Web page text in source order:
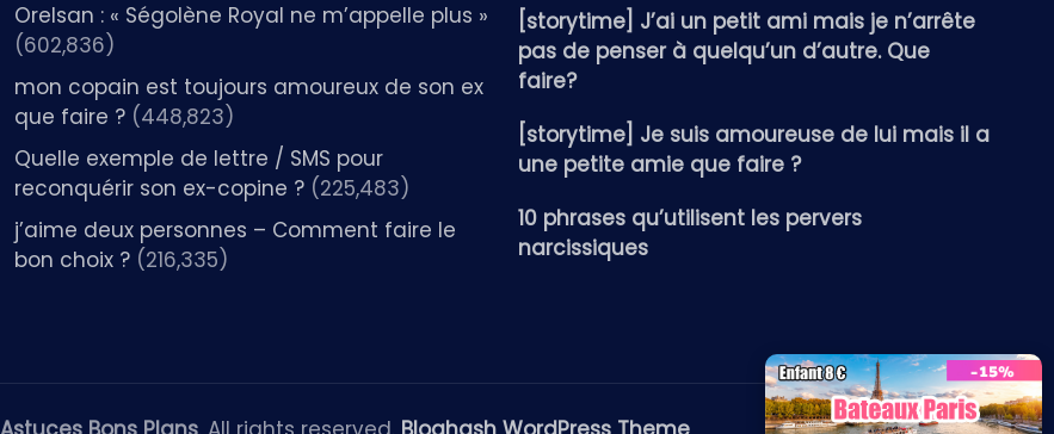
Orelsan : « Ségolène Royal ne m’appelle plus »
(602,836)
mon copain est toujours amoureux de son ex
que faire ? (448,823)
Quelle exemple de lettre / SMS pour
reconquérir son ex-copine ? (225,483)
j’aime deux personnes – Comment faire le
bon choix ? (216,335)
[storytime] J’ai un petit ami mais je n’arrête
pas de penser à quelqu’un d’autre. Que
faire?
[storytime] Je suis amoureuse de lui mais il a
une petite amie que faire ?
10 phrases qu’utilisent les pervers
narcissiques